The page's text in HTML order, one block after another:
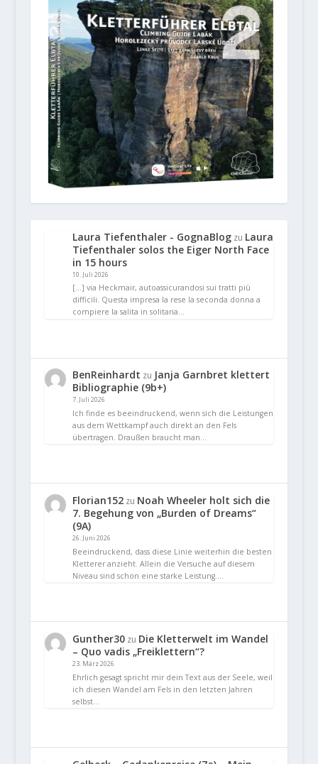
Laura Tiefenthaler - GognaBlogzu Laura
Tiefenthaler solos the Eiger North Face
in 15 hours
10. Juli 2026
[…] via Heckmair, autoassicurandosi sui tratti più
difficili. Questa impresa la rese la seconda donna a
compiere la salita in solitaria…
BenReinhardt zu Janja Garnbret klettert
Bibliographie (9b+)
7. Juli 2026
Ich finde es beeindruckend, wenn sich die Leistungen
aus dem Wettkampf auch direkt an den Fels
übertragen. Draußen braucht man…
Florian152zu Noah Wheeler holt sich die
7. Begehung von „Burden of Dreams“
(9A)
26. Juni 2026
Beeindruckend, dass diese Linie weiterhin die besten
Kletterer anzieht. Allein die Versuche auf diesem
Niveau sind schon eine starke Leistung.…
Gunther30zu Die Kletterwelt im Wandel
– Quo vadis „Freiklettern“?
23. März 2026
Ehrlich gesagt spricht mir dein Text aus der Seele, weil
ich diesen Wandel am Fels in den letzten Jahren
selbst…